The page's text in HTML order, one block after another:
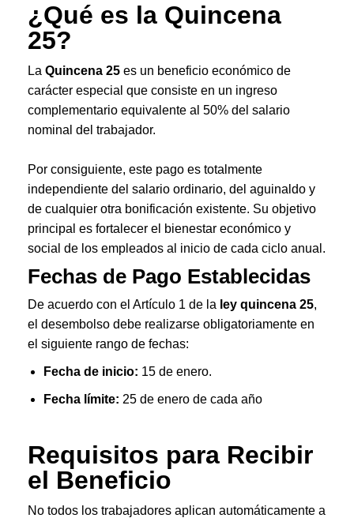
¿Qué es la Quincena
25?
La Quincena 25 es un beneficio económico de
carácter especial que consiste en un ingreso
complementario equivalente al 50% del salario
nominal del trabajador.
Por consiguiente, este pago es totalmente
independiente del salario ordinario, del aguinaldo y
de cualquier otra bonificación existente. Su objetivo
principal es fortalecer el bienestar económico y
social de los empleados al inicio de cada ciclo anual.
Fechas de Pago Establecidas
De acuerdo con el Artículo 1 de la ley quincena 25,
el desembolso debe realizarse obligatoriamente en
el siguiente rango de fechas:
Fecha de inicio: 15 de enero.
Fecha límite: 25 de enero de cada año
Requisitos para Recibir
el Beneficio
No todos los trabajadores aplican automáticamente a